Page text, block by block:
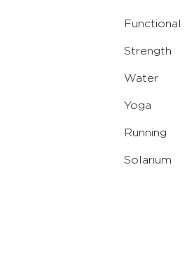
Functional
Strength
Water
Yoga
Running
Solarium